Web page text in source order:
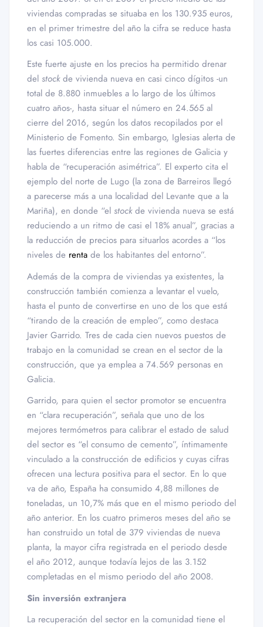
viviendas compradas se situaba en los 130.935 euros,
en el primer trimestre del año la cifra se reduce hasta
los casi 105.000.
Este fuerte ajuste en los precios ha permitido drenar
del stockde vivienda nueva en casi cinco dígitos -un
total de 8.880 inmuebles a lo largo de los últimos
cuatro años-, hasta situar el número en 24.565 al
cierre del 2016, según los datos recopilados por el
Ministerio de Fomento. Sin embargo, Iglesias alerta de
las fuertes diferencias entre las regiones de Galicia y
habla de “recuperación asimétrica”. El experto cita el
ejemplo del norte de Lugo (la zona de Barreiros llegó
a parecerse más a una localidad del Levante que a la
Mariña), en donde “el stockde vivienda nueva se está
reduciendo a un ritmo de casi el 18% anual”, gracias a
la reducción de precios para situarlos acordes a “los
niveles de renta de los habitantes del entorno”.
Además de la compra de viviendas ya existentes, la
construcción también comienza a levantar el vuelo,
hasta el punto de convertirse en uno de los que está
“tirando de la creación de empleo”, como destaca
Javier Garrido. Tres de cada cien nuevos puestos de
trabajo en la comunidad se crean en el sector de la
construcción, que ya emplea a 74.569 personas en
Galicia.
Garrido, para quien el sector promotor se encuentra
en “clara recuperación”, señala que uno de los
mejores termómetros para calibrar el estado de salud
del sector es “el consumo de cemento”, íntimamente
vinculado a la construcción de edificios y cuyas cifras
ofrecen una lectura positiva para el sector. En lo que
va de año, España ha consumido 4,88 millones de
toneladas, un 10,7% más que en el mismo periodo del
año anterior. En los cuatro primeros meses del año se
han construido un total de 379 viviendas de nueva
planta, la mayor cifra registrada en el periodo desde
el año 2012, aunque todavía lejos de las 3.152
completadas en el mismo periodo del año 2008.
Sin inversión extranjera
La recuperación del sector en la comunidad tiene el